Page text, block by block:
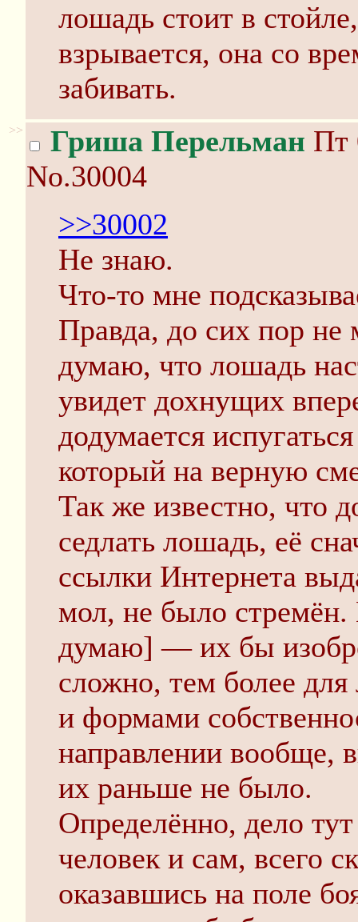
лошадь стоит в
взрывается, она со
забивать.
>> Гриша Перельман Пт
No.30004
>>30002
Не знаю.
Что-то мне
Правда, до сих пор не
думаю, что лошадь
увидет дохнущих
додумается
который на верную
Так же известно, что
седлать лошадь, её
ссылки Интернета
мол, не было
думаю] — их бы
сложно, тем более
и формами
направлении вообще,
их раньше не было.
Определённо, дело
человек и сам, всего
оказавшись на поле